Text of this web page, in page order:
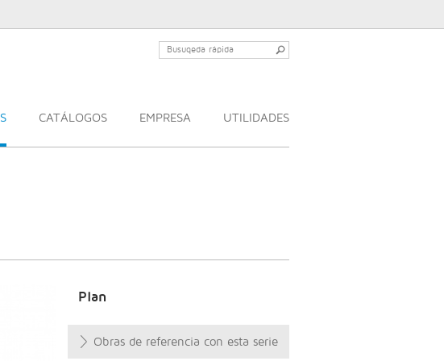
CATÁLOGOS EMPRESA UTILIDADES
Plan
Obras de referencia con esta serie